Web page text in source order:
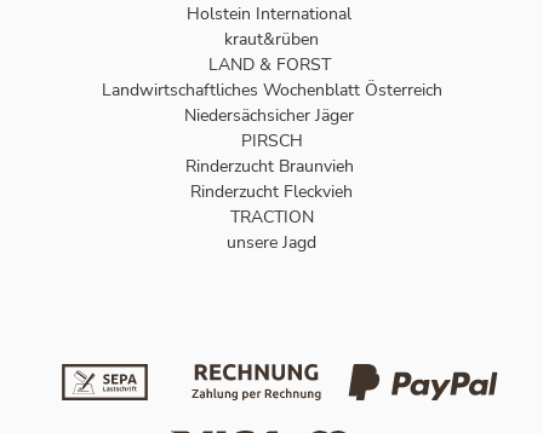
Holstein International
kraut&rüben
LAND & FORST
Landwirtschaftliches Wochenblatt Österreich
Niedersächsicher Jäger
PIRSCH
Rinderzucht Braunvieh
Rinderzucht Fleckvieh
TRACTION
unsere Jagd